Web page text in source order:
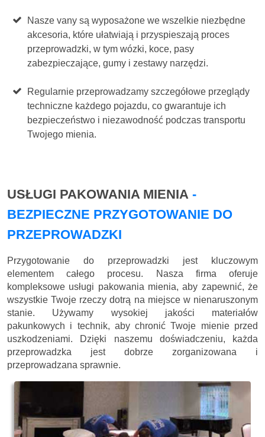
Nasze vany są wyposażone we wszelkie niezbędne
akcesoria, które ułatwiają i przyspieszają proces
przeprowadzki, w tym wózki, koce, pasy
zabezpieczające, gumy i zestawy narzędzi.
Regularnie przeprowadzamy szczegółowe przeglądy
techniczne każdego pojazdu, co gwarantuje ich
bezpieczeństwo i niezawodność podczas transportu
Twojego mienia.
USŁUGI PAKOWANIA MIENIA -
BEZPIECZNE PRZYGOTOWANIE DO
PRZEPROWADZKI
Przygotowanie do przeprowadzki jest kluczowym
elementem całego procesu. Nasza firma oferuje
kompleksowe usługi pakowania mienia, aby zapewnić, że
wszystkie Twoje rzeczy dotrą na miejsce w nienaruszonym
stanie. Używamy wysokiej jakości materiałów
pakunkowych i technik, aby chronić Twoje mienie przed
uszkodzeniami. Dzięki naszemu doświadczeniu, każda
przeprowadzka jest dobrze zorganizowana i
przeprowadzana sprawnie.